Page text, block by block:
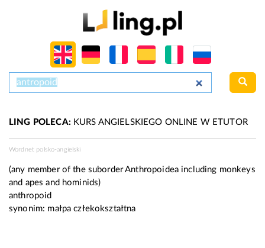
LING POLECA:KURS ANGIELSKIEGO ONLINE W ETUTOR
Wordnet polsko-angielski
(any member of the suborder Anthropoidea including monkeys
and apes and hominids)
anthropoid
synonim: małpa człekokształtna